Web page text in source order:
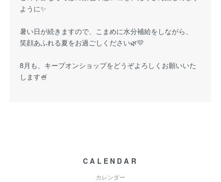
ように✨
暑い日が続きますので、こまめに水分補給をしながら、
笑顔あふれる夏をお過ごしください🌿💛
8月も、キープオンショップをどうぞよろしくお願いいた
します🍧
CALENDAR
カレンダー